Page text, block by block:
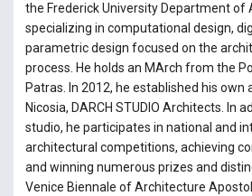
the Frederick University Department of
specializing in computational design,
parametric design focused on the
process. He holds an MArch from the
Patras. In 2012, he established his own
Nicosia, DARCH STUDIO Architects. In
studio, he participates in national and
architectural competitions, achieving
and winning numerous prizes and
Venice Biennale of Architecture